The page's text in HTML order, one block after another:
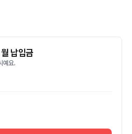
납입금
예요.